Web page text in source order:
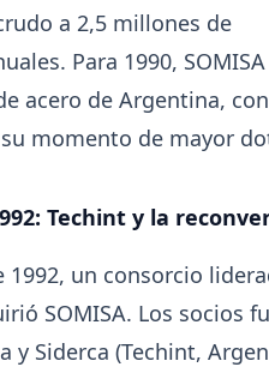
2026-08-03
a 2,5 millones de
Para 1990,
acero de Argentina, con
momento de mayor
Techint y la
1992, un consorcio
SOMISA. Los socios
y Siderca (Techint,